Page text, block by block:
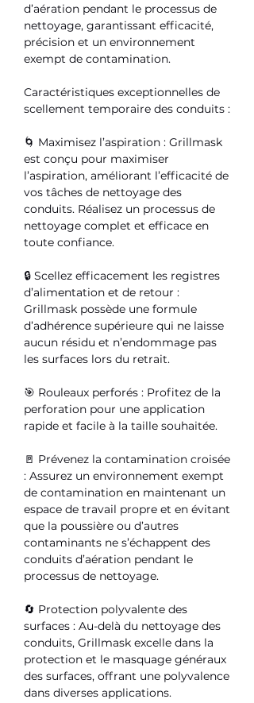
d’aération pendant le processus de
nettoyage, garantissant efficacité,
précision et un environnement
exempt de contamination.
Caractéristiques exceptionnelles de
scellement temporaire des conduits :
🌀 Maximisez l’aspiration : Grillmask
est conçu pour maximiser
l’aspiration, améliorant l’efficacité de
vos tâches de nettoyage des
conduits. Réalisez un processus de
nettoyage complet et efficace en
toute confiance.
🔒 Scellez efficacement les registres
d’alimentation et de retour :
Grillmask possède une formule
d’adhérence supérieure qui ne laisse
aucun résidu et n’endommage pas
les surfaces lors du retrait.
🎯 Rouleaux perforés : Profitez de la
perforation pour une application
rapide et facile à la taille souhaitée.
🚪 Prévenez la contamination croisée
: Assurez un environnement exempt
de contamination en maintenant un
espace de travail propre et en évitant
que la poussière ou d’autres
contaminants ne s’échappent des
conduits d’aération pendant le
processus de nettoyage.
🔄 Protection polyvalente des
surfaces : Au-delà du nettoyage des
conduits, Grillmask excelle dans la
protection et le masquage généraux
des surfaces, offrant une polyvalence
dans diverses applications.